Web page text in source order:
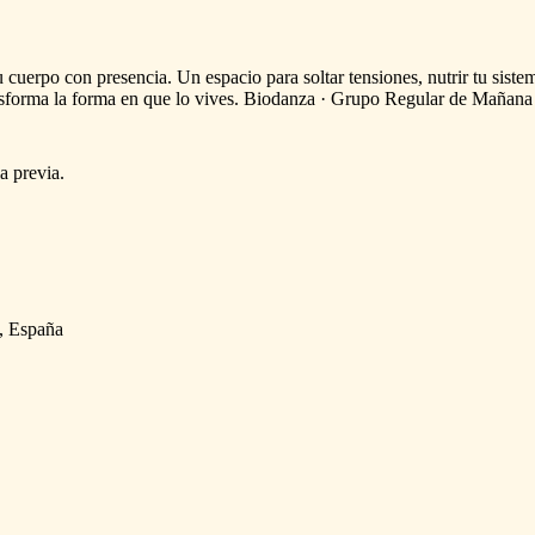
cuerpo con presencia. Un espacio para soltar tensiones, nutrir tu
la forma en que lo vives. Biodanza · Grupo Regular de Mañana
previa.
España